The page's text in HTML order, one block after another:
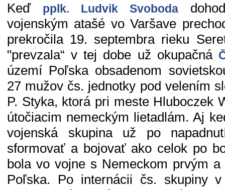
Keď
pplk. Ludvik Svoboda
vojenským atašé vo Varšave
prekročila 19. septembra rieku
"prevzala“ v tej dobe už okupačná
území Poľska obsadenom
27 mužov čs. jednotky pod velením
P. Styka, ktorá pri meste Hluboczek
útočiacim nemeckým lietadlám. Aj
vojenská skupina už po
sformovať a bojovať ako celok po
bola vo vojne s Nemeckom prvým a
Poľska. Po internácii čs. skupiny